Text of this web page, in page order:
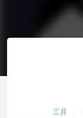
工具